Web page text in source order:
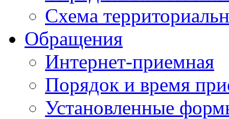
Схема
Обращения
Интернет-приемная
Порядок и время
Установленные